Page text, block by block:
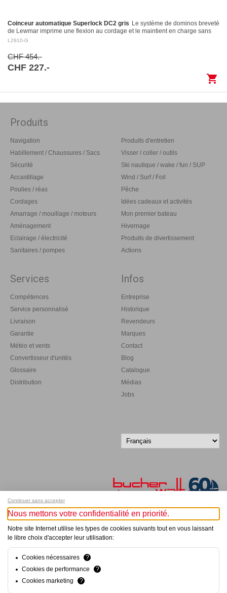
Coinceur automatique Superlock DC2 gris Le système de dominos breveté
de Lewmar imprime une flexion au cordage et le maintient en charge sans
l’endommager Largage contrôlé: le levier…
L2910-G
CHF 454.-
CHF 227.-
shopping_cart
Produits
Navigation
Habillement / Chaussures / Sacs
Sécurité
Accastillage
Poulies / réas
Cordages
Amarrage / mouillage / moteurs
Aménagement
Eclairage / électricité
Sanitaires / pompes
Produits d'entretien
Visser / coller / outils
Ski nautique / wake / fun / SUP
Wind / Surf / Foil
Pêche
Idées cadeaux et activités
Mon premier bateau
Hivernage
Produits de divertissement
Actions
Services
Compétences
Service personnalisé
Livraison
Garantie
Météo et vents
Convertisseur d'unités
Glossaire
Distribution
Infos
Entreprise
Historique
Revendeurs
Marques
Contact
Blog
Catalogue
Médias
Jobs
© Bucher+Walt 2011-2026
Tous droits réservés - Informations non contractuelles
hsolutions.ch
Continuer sans accepter
Nous mettons votre confidentialité en priorité.
Notre site Internet utilise les types de cookies suivants tout en vous laissant
le libre choix d'accepter leur utilisation:
Cookies nécessaires
?
Cookies de performance
?
Cookies marketing
?